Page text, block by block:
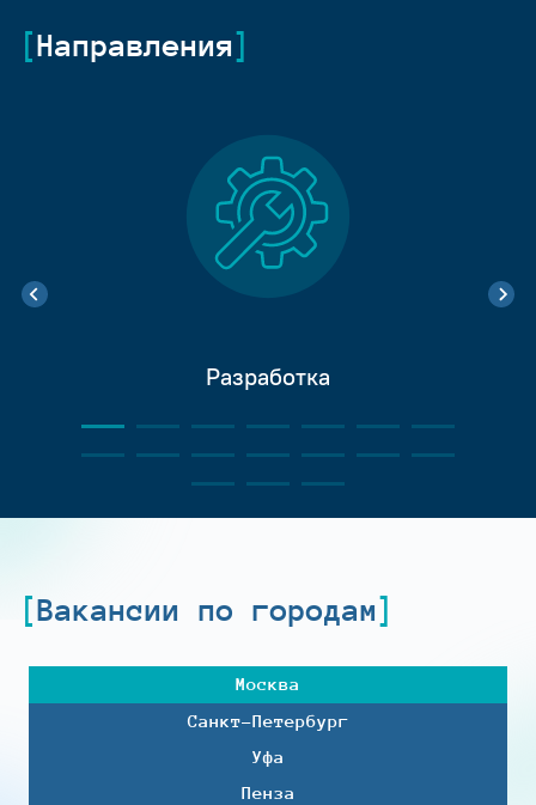
Направления
Разработка
Вакансии по городам
Москва
Санкт-Петербург
Уфа
Пенза